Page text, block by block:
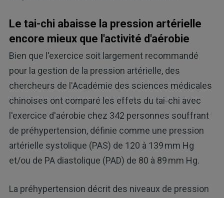
Le tai-chi abaisse la pression artérielle
encore mieux que l'activité d'aérobie
Bien que l'exercice soit largement recommandé
pour la gestion de la pression artérielle, des
chercheurs de l'Académie des sciences médicales
chinoises ont comparé les effets du tai-chi avec
l'exercice d'aérobie chez 342 personnes souffrant
de préhypertension, définie comme une pression
artérielle systolique (PAS) de 120 à 139 mm Hg
et/ou de PA diastolique (PAD) de 80 à 89 mm Hg.
La préhypertension décrit des niveaux de pression